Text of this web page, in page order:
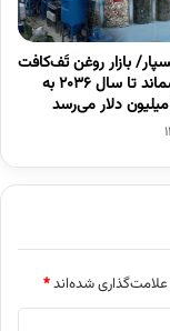
بازار روغن تَف‌کافت
حاصل از پسماند تا سال ۲۰۳۶ به
شده‌اند*